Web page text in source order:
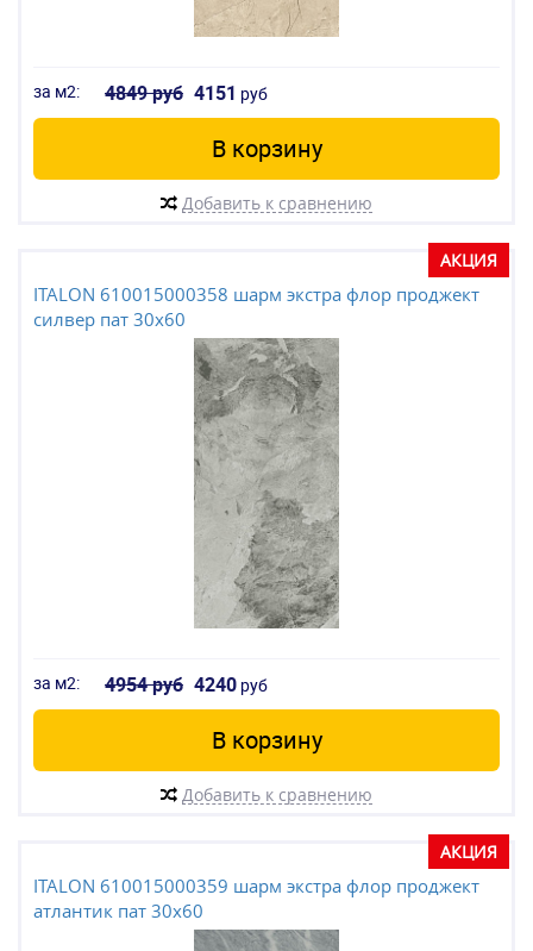
за м2: 4849 руб 4151 руб
В корзину
Добавить к сравнению
АКЦИЯ
ITALON 610015000358 шарм экстра флор проджект
силвер пат 30x60
за м2: 4954 руб 4240 руб
В корзину
Добавить к сравнению
АКЦИЯ
ITALON 610015000359 шарм экстра флор проджект
атлантик пат 30x60